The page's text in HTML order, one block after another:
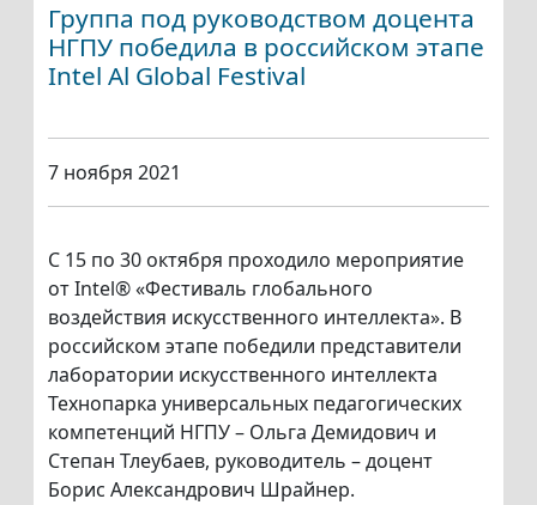
Группа под руководством доцента
НГПУ победила в российском этапе
Intel Al Global Festival
7 ноября 2021
С 15 по 30 октября проходило мероприятие
от Intel® «Фестиваль глобального
воздействия искусственного интеллекта». В
российском этапе победили представители
лаборатории искусственного интеллекта
Технопарка универсальных педагогических
компетенций НГПУ – Ольга Демидович и
Степан Тлеубаев, руководитель – доцент
Борис Александрович Шрайнер.